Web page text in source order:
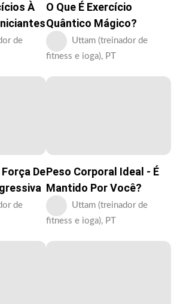
À
de
O Que É Exercício
Quântico Mágico?
Uttam (treinador de
fitness e ioga), PT
De
de
Peso Corporal Ideal - É
Mantido Por Você?
Uttam (treinador de
fitness e ioga), PT